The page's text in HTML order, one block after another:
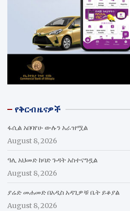
የቅርብ ዜናዎች
ፋሲል አበባየሁ ውሉን አራዝሟል
August 8, 2026
ዓሊ አህመድ ከባድ ጉዳት አስተናግዷል
August 8, 2026
ያሬድ መሐመድ በአዲስ አዳጊዎቹ ቤት ይቆያል
August 8, 2026